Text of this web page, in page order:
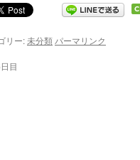
リー:未分類 パーマリンク
目